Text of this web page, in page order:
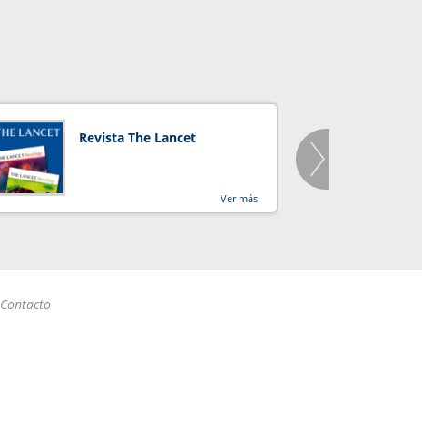
Revista The Lancet
Ver más
Contacto